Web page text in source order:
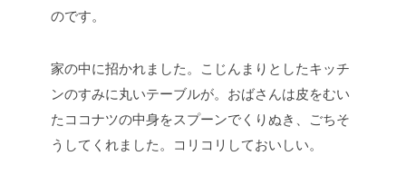
のです。
家の中に招かれました。こじんまりとしたキッチ
ンのすみに丸いテーブルが。おばさんは皮をむい
たココナツの中身をスプーンでくりぬき、ごちそ
うしてくれました。コリコリしておいしい。